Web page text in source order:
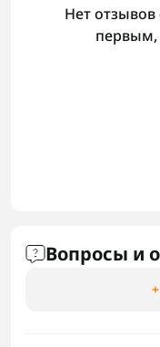
Нет отзывов
первым,
Вопросы и